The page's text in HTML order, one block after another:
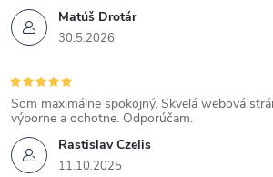
Matúš Drotár
30.5.2026
Rastislav Czelis
11.10.2025
Som maximálne spokojný. Skvelá webová
výborne a ochotne. Odporúčam.